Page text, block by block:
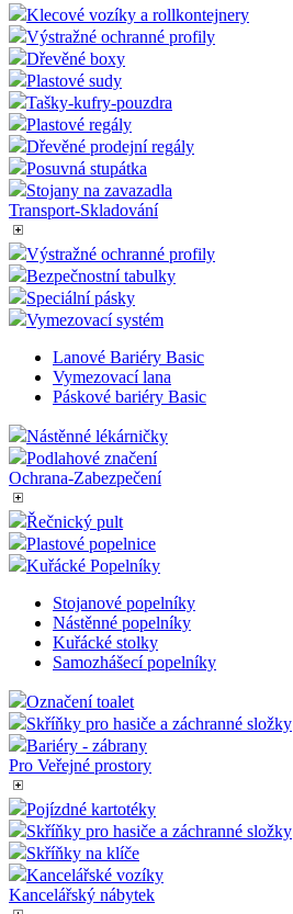
Skládací stolek
Řečnický pult
Podlahové značení
Vybavení obchodů
Klecové vozíky a rollkontejnery
Výstražné ochranné profily
Dřevěné boxy
Plastové sudy
Tašky-kufry-pouzdra
Dřevěné prodejní regály
Posuvná stupátka
Stojany na zavazadla
Transport-Skladování
Výstražné ochranné profily
Bezpečnostní tabulky
Vymezovací systém
Lanové Bariéry Basic
Vymezovací lana
Páskové bariéry Basic
Nástěnné lékárničky
Podlahové značení
Ochrana-Zabezpečení
Řečnický pult
Plastové popelnice
Stojanové popelníky
Nástěnné popelníky
Kuřácké stolky
Samozhášecí popelníky
Označení toalet
Skříňky pro hasiče a záchranné složky
Bariéry - zábrany
Pro Veřejné prostory